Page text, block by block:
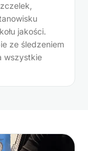
jakości.
ze śledzeniem
wszystkie